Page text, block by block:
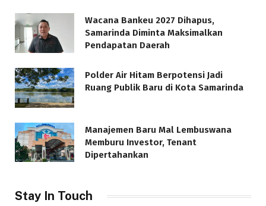
Wacana Bankeu 2027 Dihapus,
Samarinda Diminta Maksimalkan
Pendapatan Daerah
Polder Air Hitam Berpotensi Jadi
Ruang Publik Baru di Kota Samarinda
Manajemen Baru Mal Lembuswana
Memburu Investor, Tenant
Dipertahankan
Stay In Touch